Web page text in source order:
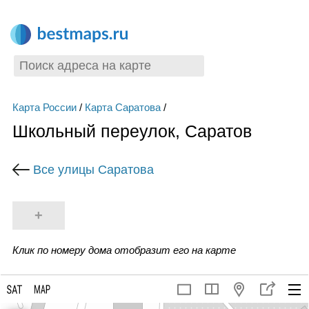
Карта России/ Карта Саратова/
Школьный переулок, Саратов
Все улицы Саратова
+
Клик по номеру дома отобразит его на карте